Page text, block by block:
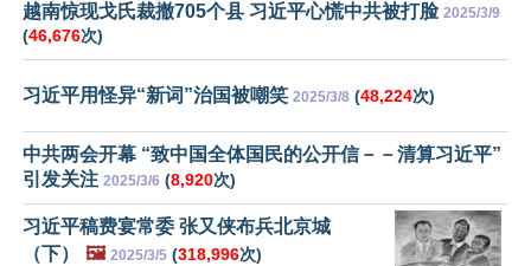
越南惊现戈氏裁撤705个县 习近平心慌中共被打脸 2025/3/9
(46,676次)
习近平用怪异“新词”治国被嘲笑 2025/3/8 (48,224次)
中共两会开幕 “致中国全体国民的公开信－－清算习近平”
引发关注 2025/3/6 (8,920次)
习近平稿费宴常委 张又侠布兵北京城
（下）
🖼️ 2025/3/5 (318,996次)